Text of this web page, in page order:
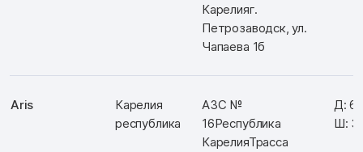
Карелияг.
Петрозаводск, ул.
Чапаева 1б
Aris
Карелия
республика
АЗС №
16Республика
КарелияТрасса
Д:
Ш: